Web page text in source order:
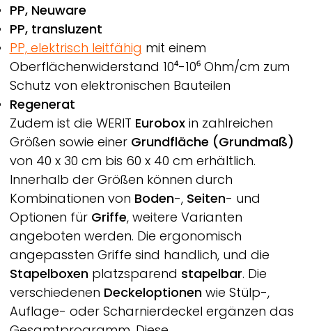
PP, Neuware
PP, transluzent
PP, elektrisch leitfähig mit einem
Oberflächenwiderstand 10⁴-10⁶ Ohm/cm zum
Schutz von elektronischen Bauteilen
Regenerat
Zudem ist die WERIT Euroboxin zahlreichen
Größen sowie einer Grundfläche (Grundmaß)
von 40 x 30 cm bis 60 x 40 cm erhältlich.
Innerhalb der Größen können durch
Kombinationen von Boden-, Seiten- und
Optionen für Griffe, weitere Varianten
angeboten werden. Die ergonomisch
angepassten Griffe sind handlich, und die
Stapelboxenplatzsparend stapelbar. Die
verschiedenen Deckeloptionenwie Stülp-,
Auflage- oder Scharnierdeckel ergänzen das